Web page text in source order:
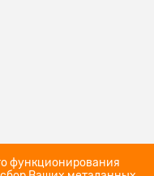
функционирования